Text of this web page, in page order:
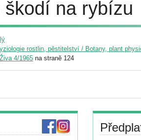
škodí na rybízu
rostlin, pěstitelství / Botany, plant
Živa 4/1965 na straně 124